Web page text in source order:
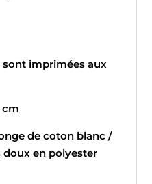
sont imprimées aux
cm
de coton blanc /
doux en polyester